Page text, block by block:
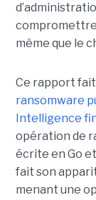
même que le
Ce rapport
ransomware
Intelligence
opération de
écrite en Go
fait son
menant une